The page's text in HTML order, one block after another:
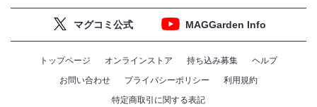
マグコミ公式 MAGGarden Info
トップページ オンラインストア 持ち込み募集
ヘルプ
お問い合わせ
プライバシーポリシー
利用規約
特定商取引に関する表記